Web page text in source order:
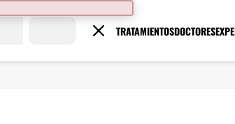
TRATAMIENTOSDOCTORES